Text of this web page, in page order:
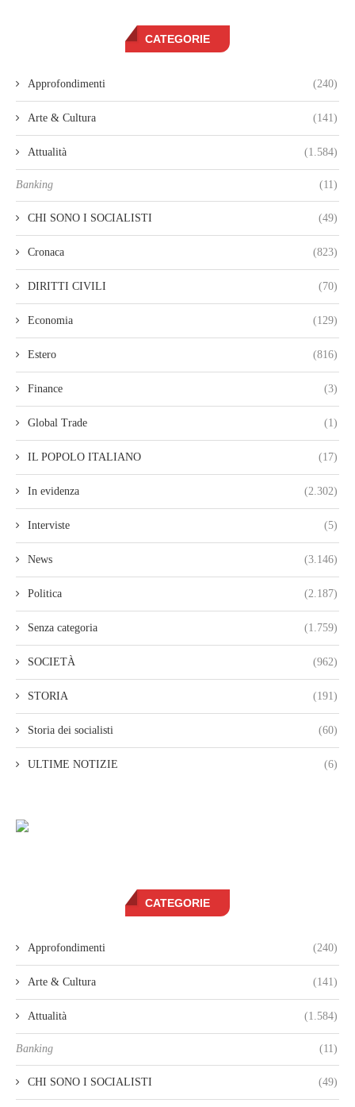
CATEGORIE
Approfondimenti (240)
Arte & Cultura (141)
Attualità (1.584)
Banking (11)
CHI SONO I SOCIALISTI (49)
Cronaca (823)
DIRITTI CIVILI (70)
Economia (129)
Estero (816)
Finance (3)
Global Trade (1)
IL POPOLO ITALIANO (17)
In evidenza (2.302)
Interviste (5)
News (3.146)
Politica (2.187)
Senza categoria (1.759)
SOCIETÀ (962)
STORIA (191)
Storia dei socialisti (60)
ULTIME NOTIZIE (6)
CATEGORIE
Approfondimenti (240)
Arte & Cultura (141)
Attualità (1.584)
Banking (11)
CHI SONO I SOCIALISTI (49)